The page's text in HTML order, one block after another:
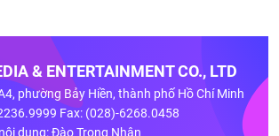
& ENTERTAINMENT CO., LTD
phường Bảy Hiền, thành phố Hồ Chí Minh
Fax: (028)-6268.0458
dung: Đào Trọng Nhân